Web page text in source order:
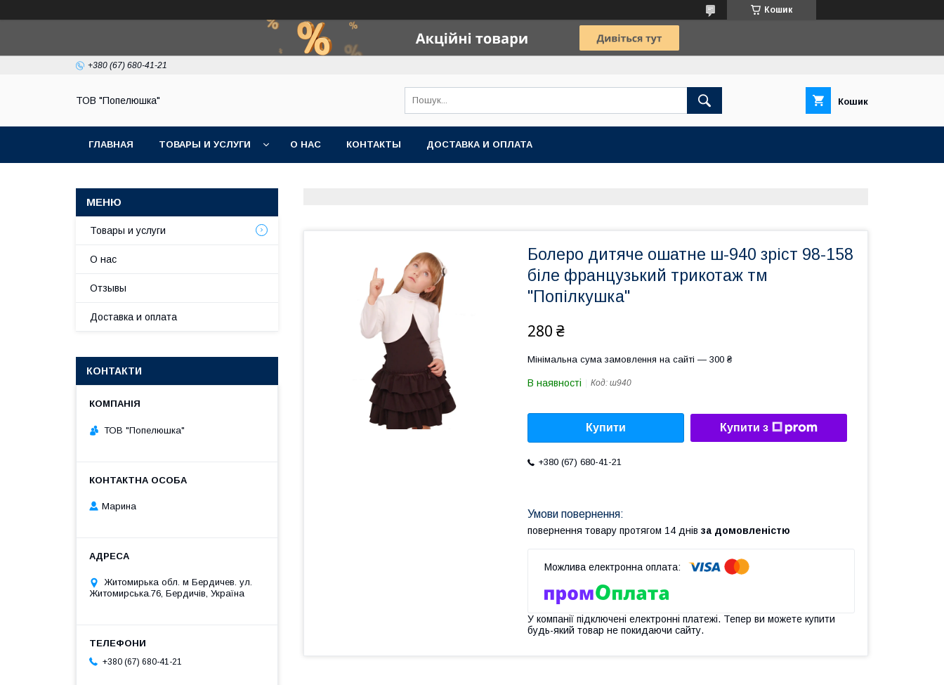
Кошик
+380 (67) 680-41-21
ТОВ "Попелюшка" Кошик
ГЛАВНАЯ ТОВАРЫ И УСЛУГИ О НАС КОНТАКТЫ ДОСТАВКА И ОПЛАТА
Болеро дитяче ошатне ш-940 зріст 98-158
біле французький трикотаж тм
"Попілкушка"
280 ₴
Мінімальна сума замовлення на сайті — 300 ₴
В наявності Код: ш940
Купити Купити з
+380 (67) 680-41-21
повернення товару протягом 14 днів за домовленістю
У компанії підключені електронні платежі. Тепер ви можете купити
будь-який товар не покидаючи сайту.
Товары и услуги
О нас
Отзывы
Доставка и оплата
КОНТАКТИ
ТОВ "Попелюшка"
Марина
Житомирька обл. м Бердичев. ул.
Житомирська.76, Бердичів, Україна
+380 (67) 680-41-21